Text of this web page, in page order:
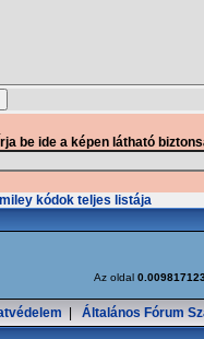
Írja be ide a képen látható
kódok teljes listája
Az oldal
Általános Fórum